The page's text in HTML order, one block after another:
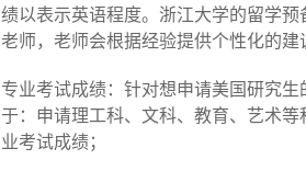
绩以表示英语程度。浙江大学的留学
老师，老师会根据经验提供个性化的建
专业考试成绩：针对想申请美国研究
于：申请理工科、文科、教育、艺术
业考试成绩；